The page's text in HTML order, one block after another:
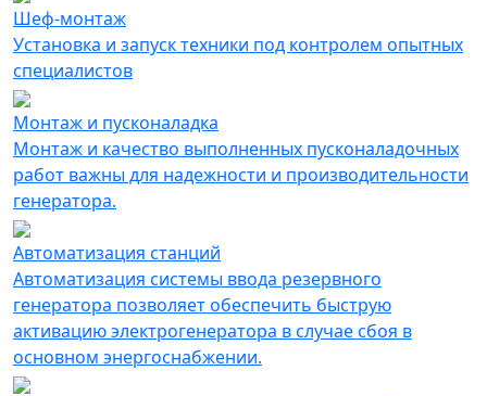
Шеф-монтаж
Установка и запуск техники под контролем опытных
специалистов
Монтаж и пусконаладка
Монтаж и качество выполненных пусконаладочных
работ важны для надежности и производительности
генератора.
Автоматизация cтанций
Автоматизация системы ввода резервного
генератора позволяет обеспечить быструю
активацию электрогенератора в случае сбоя в
основном энергоснабжении.